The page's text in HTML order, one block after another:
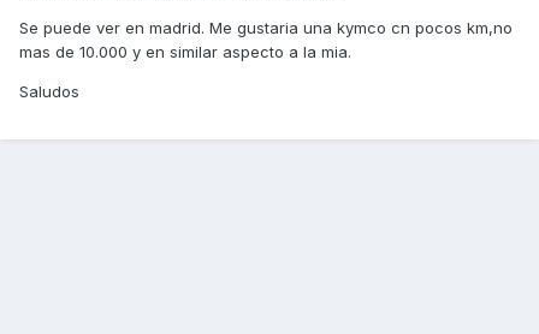
Se puede ver en madrid. Me gustaria una kymco cn pocos km,no
mas de 10.000 y en similar aspecto a la mia.
Saludos